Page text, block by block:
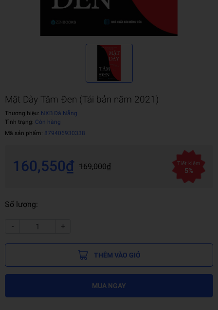
Mặt Dày Tâm Đen (Tái bản năm 2021)
Thương hiệu: NXB Đà Nẵng
Tình trạng: Còn hàng
Mã sản phẩm: 879406930338
160,550₫ 169,000₫ Tiết kiệm
5%
Số lượng:
- +
THÊM VÀO GIỎ
MUA NGAY